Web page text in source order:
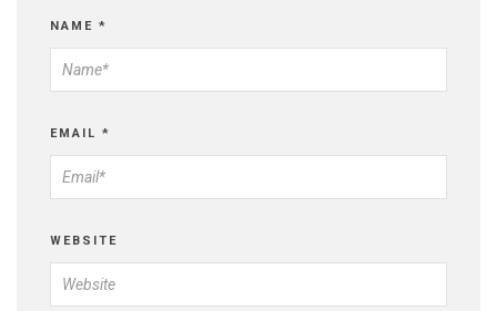
NAME *
EMAIL *
WEBSITE